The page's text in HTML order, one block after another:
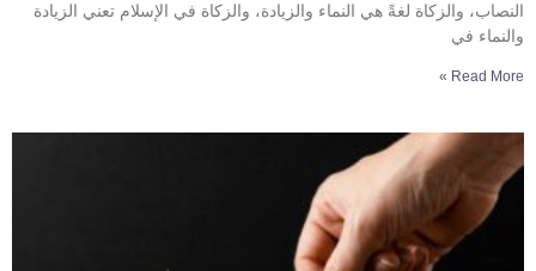
النصاب، والزكاة لغةً هي النماء والزيادة، والزكاة في الإسلام تعني الزيادة
والنماء في
Read More »